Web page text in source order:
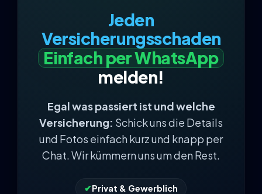
Jeden
Versicherungsschaden
Einfach per WhatsApp
melden!
Egal was passiert ist und welche
Versicherung: Schick uns die Details
und Fotos einfach kurz und knapp per
Chat. Wir kümmern uns um den Rest.
✔Privat & Gewerblich